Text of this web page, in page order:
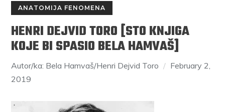
ANATOMIJA FENOMENA
HENRI DEJVID TORO [STO KNJIGA
KOJE BI SPASIO BELA HAMVAŠ]
Autor/ka: Bela Hamvaš/Henri Dejvid Toro
February 2,
2019